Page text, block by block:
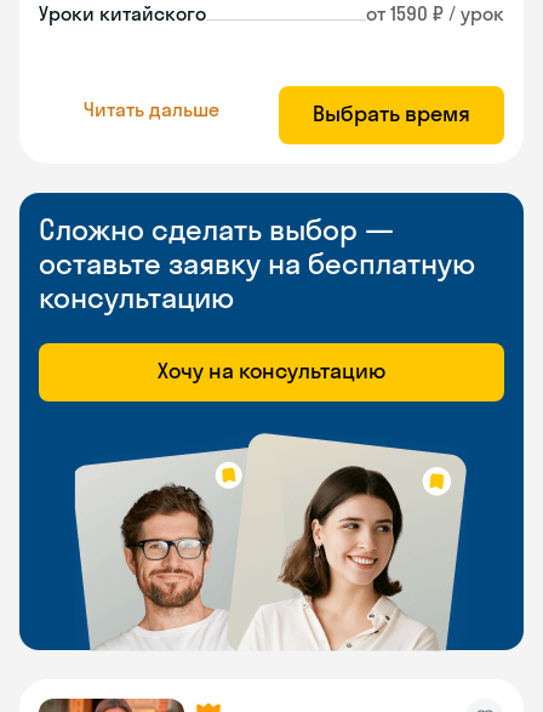
Уроки китайского от 1590 ₽ / урок
Читать дальше Выбрать время
Сложно сделать выбор —
оставьте заявку на бесплатную
консультацию
Хочу на консультацию